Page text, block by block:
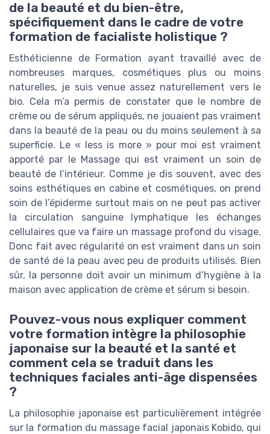
de la beauté et du bien-être,
spécifiquement dans le cadre de votre
formation de facialiste holistique ?
Esthéticienne de Formation ayant travaillé avec de
nombreuses marques, cosmétiques plus ou moins
naturelles, je suis venue assez naturellement vers le
bio. Cela m’a permis de constater que le nombre de
crème ou de sérum appliqués, ne jouaient pas vraiment
dans la beauté de la peau ou du moins seulement à sa
superficie. Le « less is more » pour moi est vraiment
apporté par le Massage qui est vraiment un soin de
beauté de l’intérieur. Comme je dis souvent, avec des
soins esthétiques en cabine et cosmétiques, on prend
soin de l’épiderme surtout mais on ne peut pas activer
la circulation sanguine lymphatique les échanges
cellulaires que va faire un massage profond du visage.
Donc fait avec régularité on est vraiment dans un soin
de santé de la peau avec peu de produits utilisés. Bien
sûr, la personne doit avoir un minimum d’hygiène à la
maison avec application de crème et sérum si besoin.
Pouvez-vous nous expliquer comment
votre formation intègre la philosophie
japonaise sur la beauté et la santé et
comment cela se traduit dans les
techniques faciales anti-âge dispensées
?
La philosophie japonaise est particulièrement intégrée
sur la formation du massage facial japonais Kobido, qui